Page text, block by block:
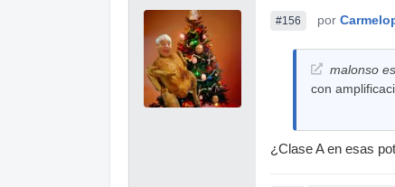
#156 por
malonso
con
¿Clase A en esas